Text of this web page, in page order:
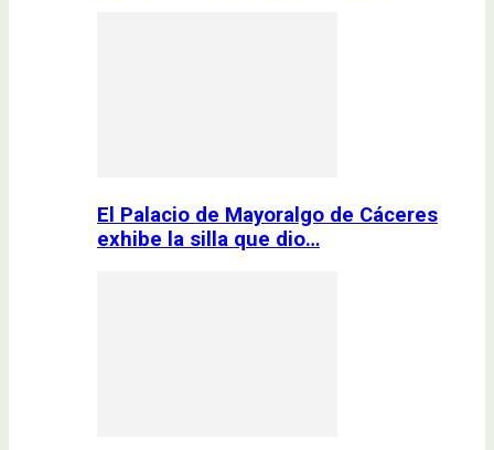
El Palacio de Mayoralgo de Cáceres
exhibe la silla que dio…